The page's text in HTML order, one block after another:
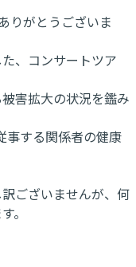
りがとうございま
、コンサートツア
害拡大の状況を鑑み
事する関係者の健康
ございませんが、何
。